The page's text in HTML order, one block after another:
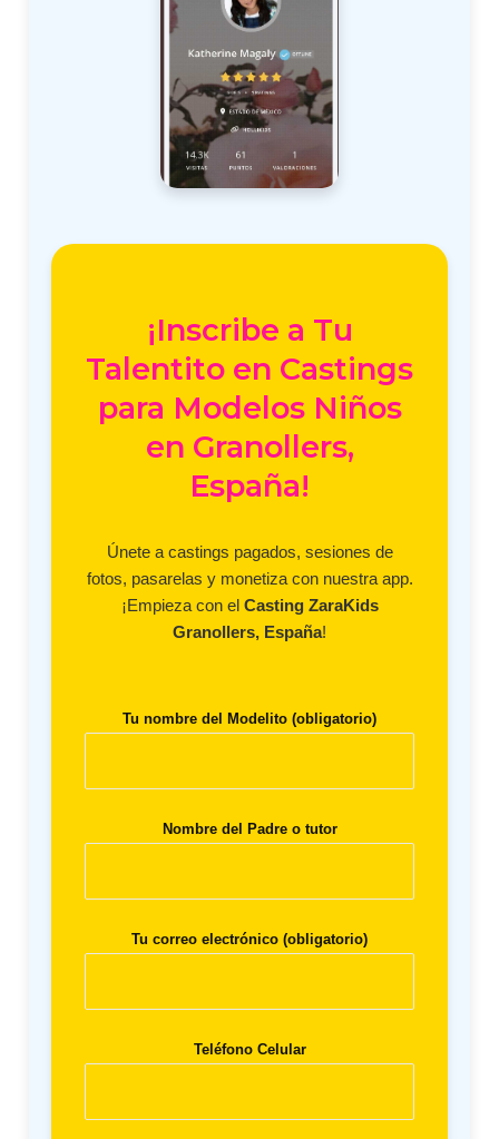
¡Inscribe a Tu
Talentito en Castings
para Modelos Niños
en Granollers,
España!
Únete a castings pagados, sesiones de
fotos, pasarelas y monetiza con nuestra app.
¡Empieza con el Casting ZaraKids
Granollers, España!
Tu nombre del Modelito (obligatorio)
Nombre del Padre o tutor
Tu correo electrónico (obligatorio)
Teléfono Celular